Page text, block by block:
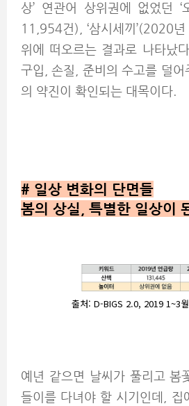
상’ 연관어 상위권에 없었던 ‘
11,954건), ‘삼시세끼’(2020
위에 떠오르는 결과로 나타났
구입, 손질, 준비의 수고를 덜
의 약진이 확인되는 대목이다.
# 일상 변화의 단면들
봄의 상실, 특별한 일상이
출처: D-BIGS 2.0, 2019 1~3
예년 같으면 날씨가 풀리고 봄
들이를 다녀야 할 시기인데, 집